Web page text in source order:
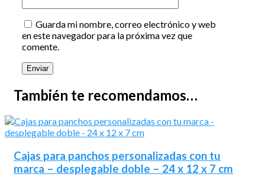
Guarda mi nombre, correo electrónico y web
en este navegador para la próxima vez que
comente.
También te recomendamos…
Cajas para panchos personalizadas con tu
marca – desplegable doble – 24 x 12 x 7 cm